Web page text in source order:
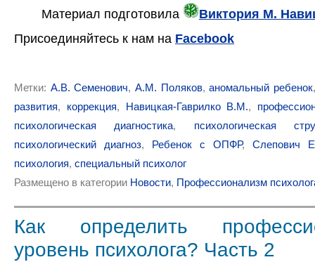
Материал подготовила
Виктория М.
Присоединяйтесь к нам на Facebook
Метки: А.В. Семенович, А.М. Поляков,аномальный ребенок
развития, коррекция, Навицкая-Гаврилко В.М.,
психологическая диагностика, психологическая
психологический диагноз, Ребенок с ОПФР, Слепович
психология, специальный психолог
Размещено в категории Новости, Профессионализм
Как определить
уровень психолога? Часть 2